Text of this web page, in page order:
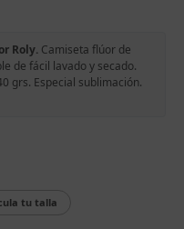
Roly. Camiseta flúor de
de fácil lavado y secado.
grs. Especial sublimación.
tu talla